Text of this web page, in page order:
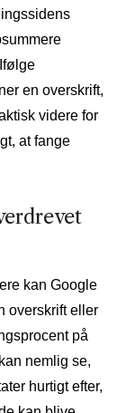
en overskrift,
videre for
at fange
kan Google
overskrift eller
på
nemlig se,
hurtigt efter,